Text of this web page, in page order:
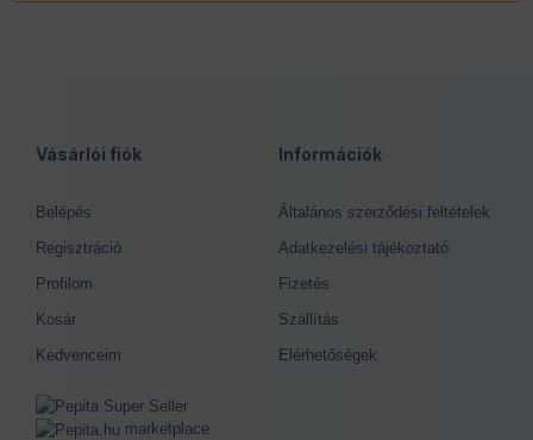
Vásárlói fiók
Belépés
Regisztráció
Profilom
Kosár
Kedvenceim
marketplace
Információk
Általános szerződési feltételek
Adatkezelési tájékoztató
Fizetés
Szállítás
Elérhetőségek